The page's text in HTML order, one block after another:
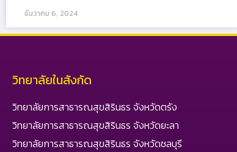
ธันวาคม 6, 2024
วิทยาลัยในสังกัด
วิทยาลัยการสาธารณสุขสิรินธร จังหวัดตรัง
วิทยาลัยการสาธารณสุขสิรินธร จังหวัดยะลา
วิทยาลัยการสาธารณสุขสิรินธร จังหวัดชลบุรี